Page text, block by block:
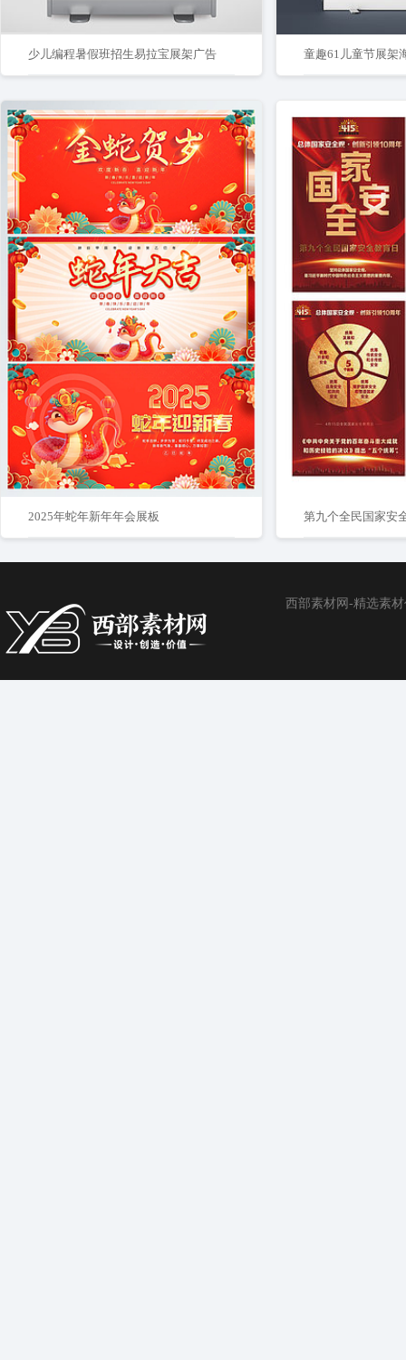
少儿编程暑假班招生易拉宝展架广告 童趣61儿童节展架
2025年蛇年新年年会展板 第九个全民国家安
西部素材网-精选素